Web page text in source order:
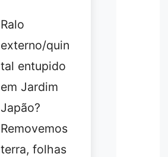
Ralo
externo/quin
tal entupido
em Jardim
Japão?
Removemos
terra, folhas